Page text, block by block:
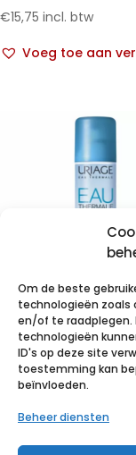
Om de beste
technologieën zoals
en/of te
technologieën
ID's op deze site
toestemming kan
beïnvloeden.
Beheer diensten
€15,75 incl. btw
Voeg toe aan
Uriage Eau
Thermale
300ml
Voeg toe aan